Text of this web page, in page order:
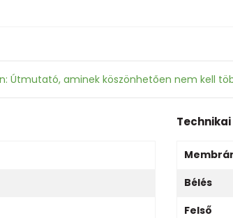
Útmutató, aminek köszönhetően nem kell
Bélés
Felső